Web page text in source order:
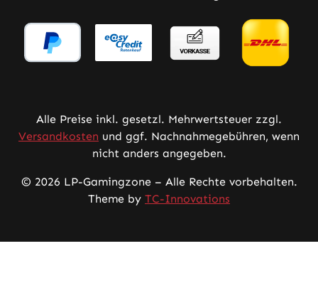
Alle Preise inkl. gesetzl. Mehrwertsteuer zzgl.
Versandkosten und ggf. Nachnahmegebühren, wenn
nicht anders angegeben.
© 2026 LP-Gamingzone – Alle Rechte vorbehalten.
Theme by TC-Innovations